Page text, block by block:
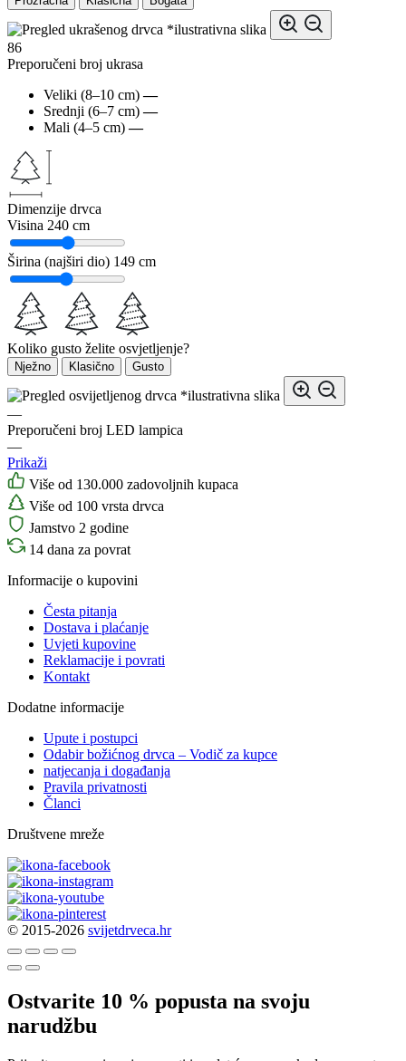
*ilustrativna slika
86
Preporučeni broj ukrasa
Veliki (8–10 cm) —
Srednji (6–7 cm) —
Mali (4–5 cm) —
Dimenzije drvca
Visina 240 cm
Širina (najširi dio) 149 cm
Koliko gusto želite osvjetljenje?
Nježno Klasično Gusto
*ilustrativna slika
—
Preporučeni broj LED lampica
—
Prikaži
Više od 130.000 zadovoljnih kupaca
Više od 100 vrsta drvca
Jamstvo 2 godine
14 dana za povrat
Informacije o kupovini
Česta pitanja
Dostava i plaćanje
Uvjeti kupovine
Reklamacije i povrati
Kontakt
Dodatne informacije
Upute i postupci
Odabir božićnog drvca – Vodič za kupce
natjecanja i događanja
Pravila privatnosti
Članci
Društvene mreže
© 2015-2026 svijetdrveca.hr
Ostvarite 10 % popusta na svoju
narudžbu